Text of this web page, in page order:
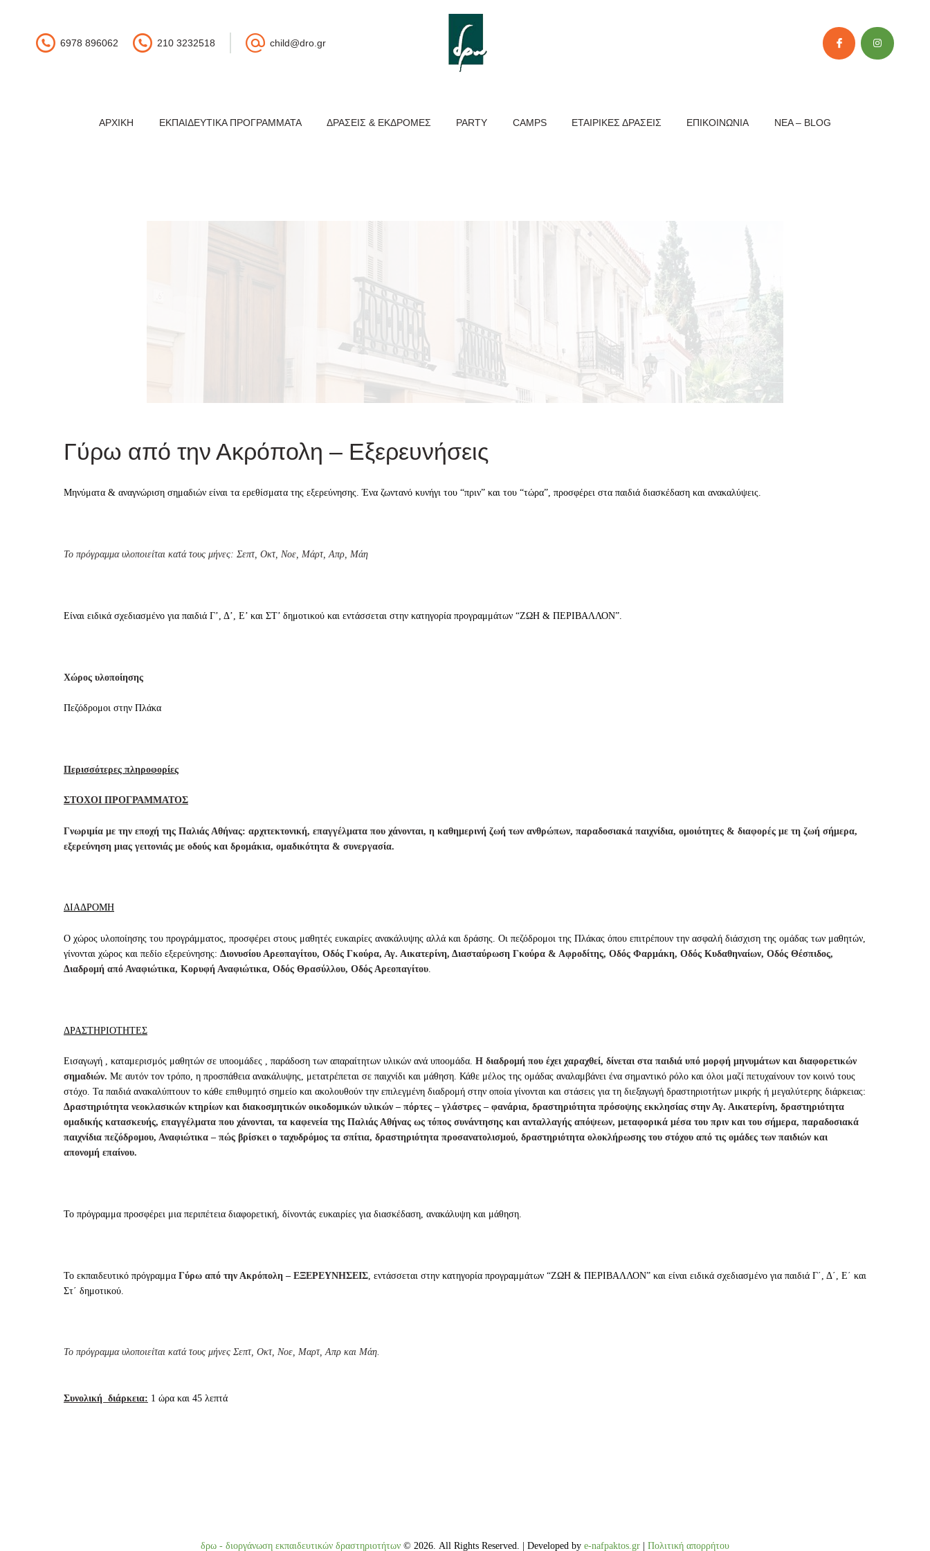
6978 896062 210 3232518 child@dro.gr
ΑΡΧΙΚΉ ΕΚΠΑΙΔΕΥΤΙΚΆ ΠΡΟΓΡΆΜΜΑΤΑ ΔΡΆΣΕΙΣ & ΕΚΔΡΟΜΈΣ PARTY CAMPS ΕΤΑΙΡΙΚΈΣ ΔΡΆΣΕΙΣ ΕΠΙΚΟΙΝΩΝΊΑ NEA – BLOG
ΕΚΠΑΙΔΕΥΤΙΚΆ
ΠΡΟΓΡΆΜΜΑΤΑ
ΕΤΑΙΡΙΚΈΣ ΔΡΆΣΕΙΣ
NEA – BLOG
Γύρω από την Ακρόπολη – Εξερευνήσεις
Μηνύματα & αναγνώριση σημαδιών είναι τα ερεθίσματα της εξερεύνησης. Ένα ζωντανό κυνήγι του “πριν” και του “τώρα”, προσφέρει στα παιδιά διασκέδαση και ανακαλύψεις.
Το πρόγραμμα υλοποιείται κατά τους μήνες: Σεπτ, Οκτ, Νοε, Μάρτ, Απρ, Μάη
Είναι ειδικά σχεδιασμένο για παιδιά Γ’, Δ’, Ε’ και ΣΤ’ δημοτικού και εντάσσεται στην κατηγορία προγραμμάτων “ΖΩΗ & ΠΕΡΙΒΑΛΛΟΝ”.
Χώρος υλοποίησης
Πεζόδρομοι στην Πλάκα
Περισσότερες πληροφορίες
ΣΤΟΧΟΙ ΠΡΟΓΡΑΜΜΑΤΟΣ
Γνωριμία με την εποχή της Παλιάς Αθήνας: αρχιτεκτονική, επαγγέλματα που χάνονται, η καθημερινή ζωή των ανθρώπων, παραδοσιακά παιχνίδια, ομοιότητες & διαφορές με τη ζωή σήμερα,
εξερεύνηση μιας γειτονιάς με οδούς και δρομάκια, ομαδικότητα & συνεργασία.
ΔΙΑΔΡΟΜΗ
Ο χώρος υλοποίησης του προγράμματος, προσφέρει στους μαθητές ευκαιρίες ανακάλυψης αλλά και δράσης. Οι πεζόδρομοι της Πλάκας όπου επιτρέπουν την ασφαλή διάσχιση της ομάδας των μαθητών,
γίνονται χώρος και πεδίο εξερεύνησης: Διονυσίου Αρεοπαγίτου, Οδός Γκούρα, Αγ. Αικατερίνη, Διασταύρωση Γκούρα & Αφροδίτης, Οδός Φαρμάκη, Οδός Κυδαθηναίων, Οδός Θέσπιδος,
Διαδρομή από Αναφιώτικα, Κορυφή Αναφιώτικα, Οδός Θρασύλλου, Οδός Αρεοπαγίτου
ΔΡΑΣΤΗΡΙΟΤΗΤΕΣ
Εισαγωγή , καταμερισμός μαθητών σε υποομάδες , παράδοση των απαραίτητων υλικών ανά υποομάδα. Η διαδρομή που έχει χαραχθεί, δίνεται στα παιδιά υπό μορφή μηνυμάτων και διαφορετικών
σημαδιών. Με αυτόν τον τρόπο, η προσπάθεια ανακάλυψης, μετατρέπεται σε παιχνίδι και μάθηση. Κάθε μέλος της ομάδας αναλαμβάνει ένα σημαντικό ρόλο και όλοι μαζί πετυχαίνουν τον κοινό τους
στόχο. Τα παιδιά ανακαλύπτουν το κάθε επιθυμητό σημείο και ακολουθούν την επιλεγμένη διαδρομή στην οποία γίνονται και στάσεις για τη διεξαγωγή δραστηριοτήτων μικρής ή μεγαλύτερης διάρκειας:
Δραστηριότητα νεοκλασικών κτηρίων και διακοσμητικών οικοδομικών υλικών – πόρτες – γλάστρες – φανάρια, δραστηριότητα πρόσοψης εκκλησίας στην Αγ. Αικατερίνη, δραστηριότητα
ομαδικής κατασκευής, επαγγέλματα που χάνονται, τα καφενεία της Παλιάς Αθήνας ως τόπος συνάντησης και ανταλλαγής απόψεων, μεταφορικά μέσα του πριν και του σήμερα, παραδοσιακά
παιχνίδια πεζόδρομου, Αναφιώτικα – πώς βρίσκει ο ταχυδρόμος τα σπίτια, δραστηριότητα προσανατολισμού, δραστηριότητα ολοκλήρωσης του στόχου από τις ομάδες των παιδιών και
απονομή επαίνου.
Το πρόγραμμα προσφέρει μια περιπέτεια διαφορετική, δίνοντάς ευκαιρίες για διασκέδαση, ανακάλυψη και μάθηση.
Το εκπαιδευτικό πρόγραμμα Γύρω από την Ακρόπολη – ΕΞΕΡΕΥΝΗΣΕΙΣ , εντάσσεται στην κατηγορία προγραμμάτων “ΖΩΗ & ΠΕΡΙΒΑΛΛΟΝ” και είναι ειδικά σχεδιασμένο για παιδιά Γ΄, Δ΄, Ε΄ και
Στ΄ δημοτικού.
Το πρόγραμμα υλοποιείται κατά τους μήνες Σεπτ, Οκτ, Νοε, Μαρτ, Απρ και Μάη.
Συνολική διάρκεια: 1 ώρα και 45 λεπτά
δρω - διοργάνωση εκπαιδευτικών δραστηριοτήτων © 2026. All Rights Reserved. | Developed by e-nafpaktos.gr Πολιτική απορρήτου